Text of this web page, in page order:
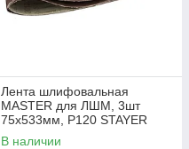
Лента шлифовальная
MASTER для ЛШМ, 3шт
75х533мм, P120 STAYER
35442-120
В наличии